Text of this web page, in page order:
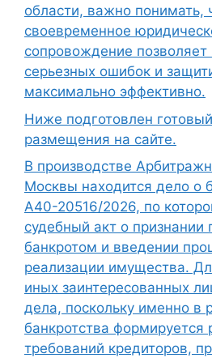
области, важно понимать,
своевременное
сопровождение позволяет
серьезных ошибок и
максимально эффективно.
Ниже подготовлен
размещения на сайте.
В производстве
Москвы находится дело о
А40-20516/2026, по
судебный акт о
банкротом и введении
реализации имущества.
иных заинтересованных
дела, поскольку именно в
банкротства формируется
требований кредиторов,